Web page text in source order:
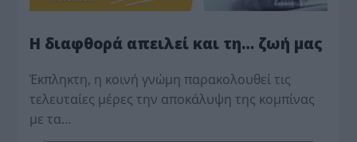
Η διαφθορά απειλεί και τη… ζωή μας
Έκπληκτη, η κοινή γνώμη παρακολουθεί τις
τελευταίες μέρες την αποκάλυψη της κο­μπίνας
με τα…